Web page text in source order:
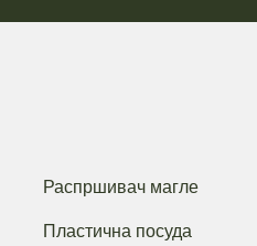
Распршивач магле
Пластична посуда